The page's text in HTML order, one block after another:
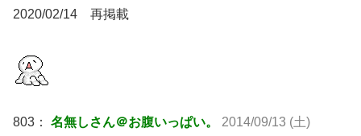
2020/02/14 再掲載
803： 名無しさん＠お腹いっぱい。 2014/09/13 (土)